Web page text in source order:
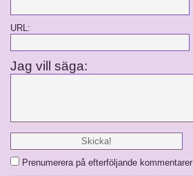
URL:
Jag vill säga:
Prenumerera på efterföljande kommentarer